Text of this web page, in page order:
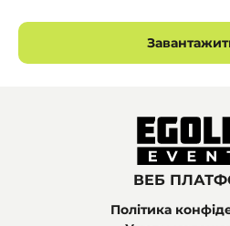
ВЕБ
Політика